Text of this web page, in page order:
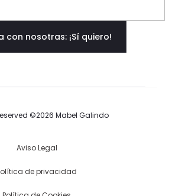
con nosotras: ¡Sí quiero!
©2026 Mabel Galindo
Aviso Legal
de privacidad